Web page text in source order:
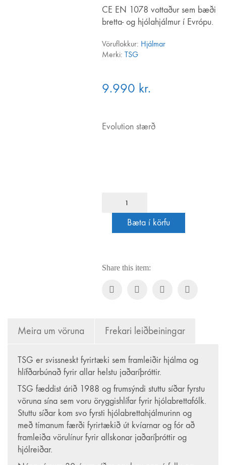
CE EN 1078 vottaður sem bæði
bretta- og hjólahjálmur í Evrópu.
Vöruflokkur: Hjálmar
Merki: TSG
9.990 kr.
Evolution stærð
Coal
Bæta í körfu
Share this item:
Meira um vöruna Frekari leiðbeiningar
TSG er svissneskt fyrirtæki sem framleiðir hjálma og
hlífðarbúnað fyrir allar helstu jaðaríþróttir.
TSG fæddist árið 1988 og frumsýndi stuttu síðar fyrstu
vöruna sína sem voru öryggishlífar fyrir hjólabrettafólk.
Stuttu síðar kom svo fyrsti hjólabrettahjálmurinn og
með tímanum færði fyrirtækið út kvíarnar og fór að
framleiða vörulínur fyrir allskonar jaðaríþróttir og
hjólreiðar.
Regular.is
Regular ehf.
kt. 451120-0500
Vsk.nr. 143306
Hveralind 5
201 Kópavogur